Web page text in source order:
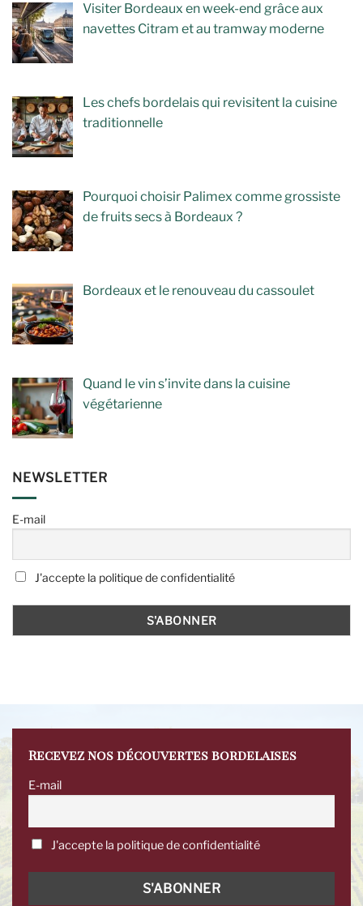
Visiter Bordeaux en week-end grâce aux
navettes Citram et au tramway moderne
Les chefs bordelais qui revisitent la cuisine
traditionnelle
Pourquoi choisir Palimex comme grossiste
de fruits secs à Bordeaux ?
Bordeaux et le renouveau du cassoulet
Quand le vin s’invite dans la cuisine
végétarienne
NEWSLETTER
E-mail
J'accepte la politique de confidentialité
Recevez nos découvertes bordelaises
E-mail
J'accepte la politique de confidentialité